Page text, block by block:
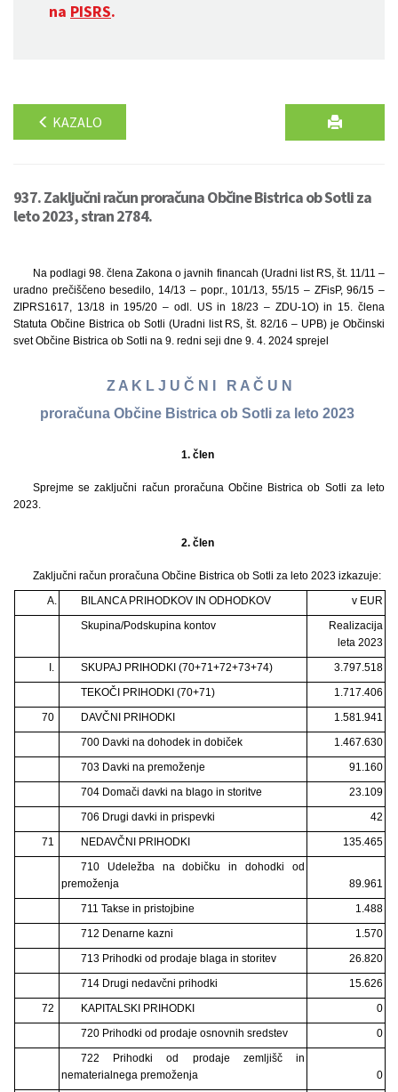
na PISRS.
KAZALO
937. Zaključni račun proračuna Občine Bistrica ob Sotli za
leto 2023, stran 2784.
Na podlagi 98. člena Zakona o javnih financah (Uradni list RS, št. 11/11 –
uradno prečiščeno besedilo, 14/13 – popr., 101/13, 55/15 – ZFisP, 96/15 –
ZIPRS1617, 13/18 in 195/20 – odl. US in 18/23 – ZDU-1O) in 15. člena
Statuta Občine Bistrica ob Sotli (Uradni list RS, št. 82/16 – UPB) je Občinski
svet Občine Bistrica ob Sotli na 9. redni seji dne 9. 4. 2024 sprejel
Z A K L J U Č N I R A Č U N
proračuna Občine Bistrica ob Sotli za leto 2023
1. člen
Sprejme se zaključni račun proračuna Občine Bistrica ob Sotli za leto
2023.
2. člen
Zaključni račun proračuna Občine Bistrica ob Sotli za leto 2023 izkazuje:
A.
BILANCA PRIHODKOV IN ODHODKOV
v EUR
Skupina/Podskupina kontov
Realizacija
leta 2023
I.
SKUPAJ PRIHODKI (70+71+72+73+74)
3.797.518
TEKOČI PRIHODKI (70+71)
1.717.406
70
DAVČNI PRIHODKI
1.581.941
700 Davki na dohodek in dobiček
1.467.630
703 Davki na premoženje
91.160
704 Domači davki na blago in storitve
23.109
706 Drugi davki in prispevki
42
71
NEDAVČNI PRIHODKI
135.465
710 Udeležba na dobičku in dohodki od
premoženja
89.961
711 Takse in pristojbine
1.488
712 Denarne kazni
1.570
713 Prihodki od prodaje blaga in storitev
26.820
714 Drugi nedavčni prihodki
15.626
72
KAPITALSKI PRIHODKI
0
720 Prihodki od prodaje osnovnih sredstev
0
722 Prihodki od prodaje zemljišč in
nematerialnega premoženja
0